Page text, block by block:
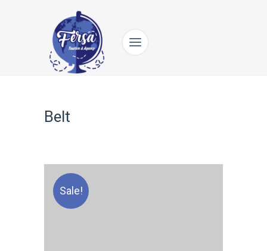
Belt
Sale!